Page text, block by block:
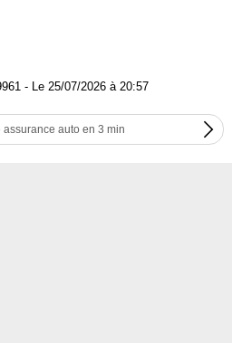
- Le 25/07/2026 à 20:57
assurance auto en 3 min